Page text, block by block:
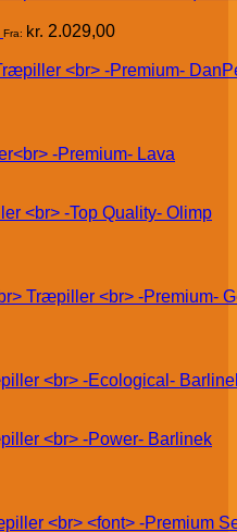
Fra: kr. 2.029,00
Lava
Olimp
Barlinek